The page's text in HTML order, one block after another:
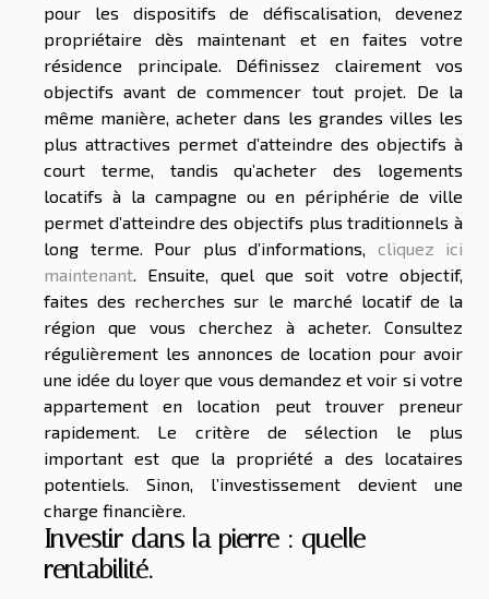
pour les dispositifs de défiscalisation, devenez
propriétaire dès maintenant et en faites votre
résidence principale. Définissez clairement vos
objectifs avant de commencer tout projet. De la
même manière, acheter dans les grandes villes les
plus attractives permet d’atteindre des objectifs à
court terme, tandis qu’acheter des logements
locatifs à la campagne ou en périphérie de ville
permet d’atteindre des objectifs plus traditionnels à
long terme. Pour plus d’informations, cliquez ici
maintenant . Ensuite, quel que soit votre objectif,
faites des recherches sur le marché locatif de la
région que vous cherchez à acheter. Consultez
régulièrement les annonces de location pour avoir
une idée du loyer que vous demandez et voir si votre
appartement en location peut trouver preneur
rapidement. Le critère de sélection le plus
important est que la propriété a des locataires
potentiels. Sinon, l’investissement devient une
charge financière.
Investir dans la pierre : quelle
rentabilité.